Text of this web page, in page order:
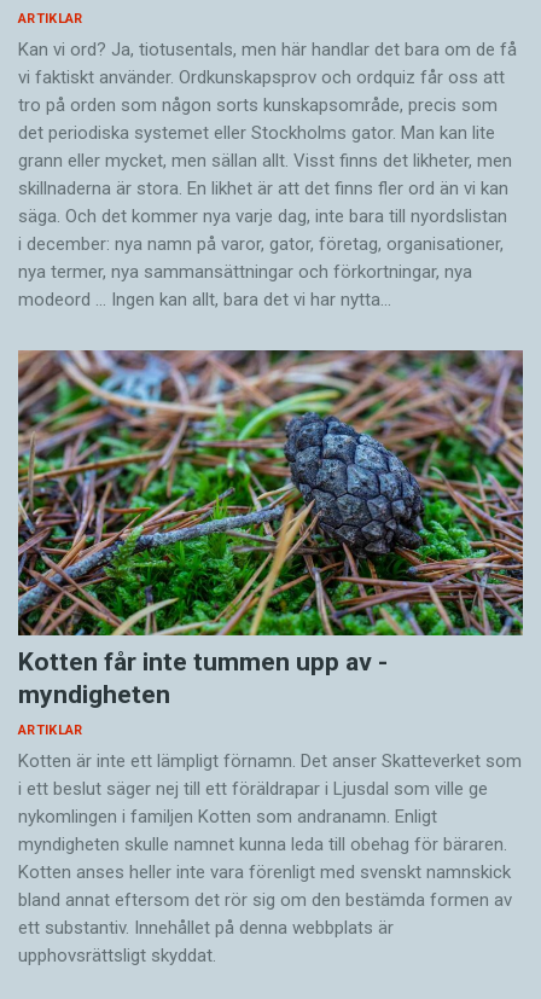
ARTIKLAR
Kan vi ord? Ja, tiotusentals, men här handlar det bara om de få
vi faktiskt använder. Ordkunskapsprov och ordquiz får oss att
tro på orden som någon sorts kunskapsområde, precis som
det periodiska systemet eller Stockholms gator. Man kan lite
grann eller mycket, men sällan allt. Visst finns det likheter, men
skillnaderna är stora. En likhet är att det finns fler ord än vi kan
säga. Och det kommer nya varje dag, inte bara till nyordslistan
i december: nya namn på varor, gator, företag, organisationer,
nya termer, nya samman­sättningar och förkortningar, nya
modeord … Ingen kan allt, bara det vi har nytta…
Kotten får inte tummen upp av ­
myndigheten
ARTIKLAR
Kotten är inte ett lämpligt förnamn. Det anser Skatte­verket som
i ett beslut säger nej till ett föräldra­par i Ljusdal som ville ge
nykomlingen i familjen Kotten som andranamn. Enligt
myndigheten skulle namnet kunna leda till obehag för bäraren.
Kotten anses heller inte vara förenligt med svenskt namnskick
bland annat eftersom det rör sig om den bestämda formen av
ett substantiv. Innehållet på denna webbplats är
upphovsrättsligt skyddat.